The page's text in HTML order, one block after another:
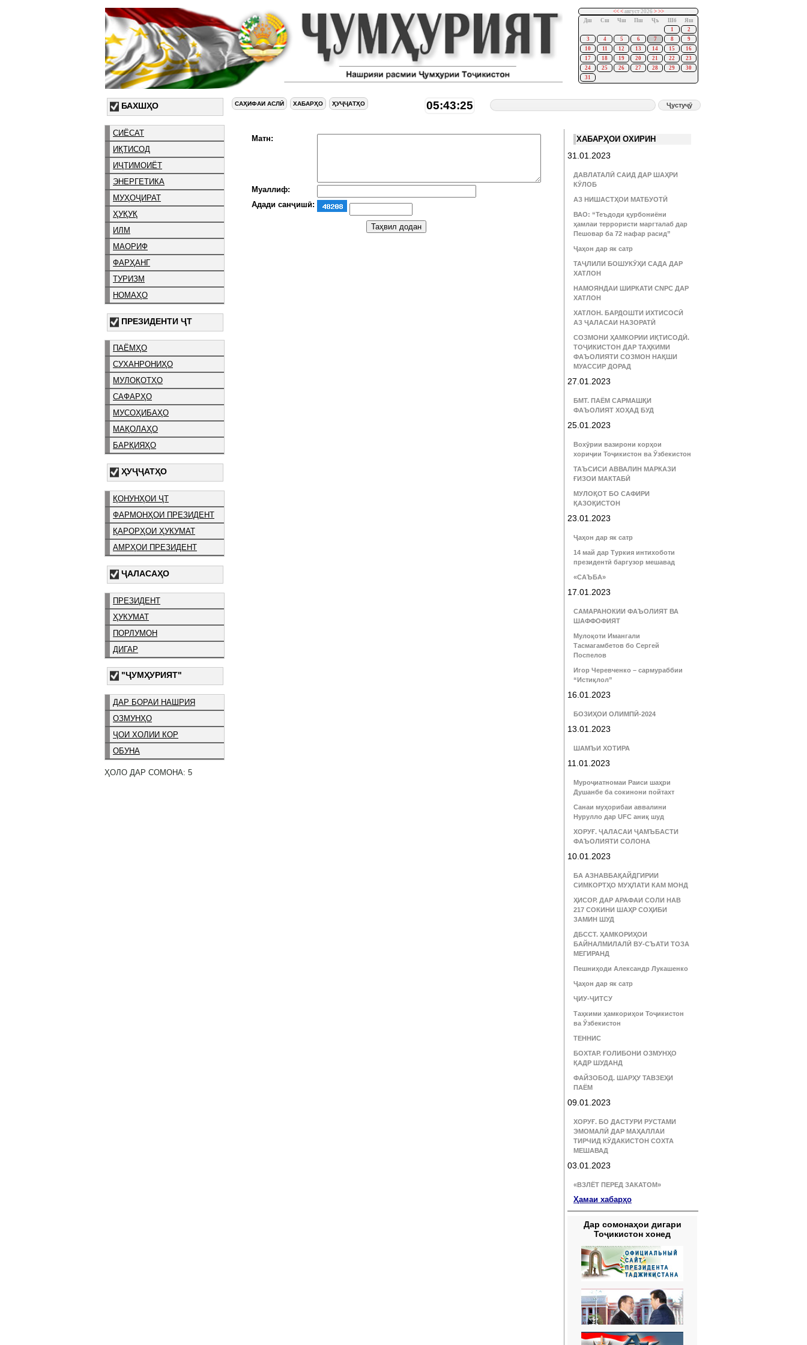
<< <август 2026 > >>
Дш
Сш Чш Пш Ҷъ Шб
Яш
1
2
3
4 5 6 7 8
9
10
11 12 13 14 15
16
17
18 19 20 21 22
23
24
25 26 27 28 29
30
31
БАХШҲО
СИЁСАТ
ИҚТИСОД
ИҶТИМОИЁТ
ЭНЕРГЕТИКА
МУҲОҶИРАТ
ҲУҚУҚ
ИЛМ
МАОРИФ
ФАРҲАНГ
ТУРИЗМ
НОМАҲО
ПРЕЗИДЕНТИ ҶТ
ПАЁМҲО
СУХАНРОНИҲО
МУЛОҚОТҲО
САФАРҲО
МУСОҲИБАҲО
МАҚОЛАҲО
БАРҚИЯҲО
ҲУҶҶАТҲО
ҚОНУНҲОИ ҶТ
ФАРМОНҲОИ ПРЕЗИДЕНТ
ҚАРОРҲОИ ҲУКУМАТ
АМРҲОИ ПРЕЗИДЕНТ
ҶАЛАСАҲО
ПРЕЗИДЕНТ
ҲУКУМАТ
ПОРЛУМОН
ДИГАР
"ҶУМҲУРИЯТ"
ДАР БОРАИ НАШРИЯ
ОЗМУНҲО
ҶОИ ХОЛИИ КОР
ОБУНА
ҲОЛО ДАР СОМОНА: 5
САҲИФАИ АСЛӢ ХАБАРҲО ҲУҶҶАТҲО 05:43:26
Матн:
Муаллиф:
Адади санҷишӣ:
ХАБАРҲОИ ОХИРИН
31.01.2023
ДАВЛАТАЛӢ САИД ДАР ШАҲРИ
КӮЛОБ
АЗ НИШАСТҲОИ МАТБУОТӢ
ВАО: “Теъдоди қурбониёни
ҳамлаи террористи маргталаб дар
Пешовар ба 72 нафар расид”
Ҷаҳон дар як сатр
ТАҶЛИЛИ БОШУКӮҲИ САДА ДАР
ХАТЛОН
НАМОЯНДАИ ШИРКАТИ CNPC ДАР
ХАТЛОН
ХАТЛОН. БАРДОШТИ ИХТИСОСӢ
АЗ ҶАЛАСАИ НАЗОРАТӢ
СОЗМОНИ ҲАМКОРИИ ИҚТИСОДӢ.
ТОҶИКИСТОН ДАР ТАҲКИМИ
ФАЪОЛИЯТИ СОЗМОН НАҚШИ
МУАССИР ДОРАД
27.01.2023
БМТ. ПАЁМ САРМАШҚИ
ФАЪОЛИЯТ ХОҲАД БУД
25.01.2023
Вохӯрии вазирони корҳои
хориҷии Тоҷикистон ва Ӯзбекистон
ТАЪСИСИ АВВАЛИН МАРКАЗИ
ҒИЗОИ МАКТАБӢ
МУЛОҚОТ БО САФИРИ
ҚАЗОҚИСТОН
23.01.2023
Ҷаҳон дар як сатр
14 май дар Туркия интихоботи
президентӣ баргузор мешавад
«САЪБА»
17.01.2023
САМАРАНОКИИ ФАЪОЛИЯТ ВА
ШАФФОФИЯТ
Мулоқоти Имангали
Тасмагамбетов бо Сергей
Поспелов
Игор Черевченко – сармураббии
“Истиқлол”
16.01.2023
БОЗИҲОИ ОЛИМПӢ-2024
13.01.2023
ШАМЪИ ХОТИРА
11.01.2023
Муроҷиатномаи Раиси шаҳри
Душанбе ба сокинони пойтахт
Санаи муҳорибаи аввалини
Нурулло дар UFC аниқ шуд
ХОРУҒ. ҶАЛАСАИ ҶАМЪБАСТИ
ФАЪОЛИЯТИ СОЛОНА
10.01.2023
БА АЗНАВБАҚАЙДГИРИИ
СИМКОРТҲО МУҲЛАТИ КАМ МОНД
ҲИСОР. ДАР АРАФАИ СОЛИ НАВ
217 СОКИНИ ШАҲР СОҲИБИ
ЗАМИН ШУД
ДБССТ. ҲАМКОРИҲОИ
БАЙНАЛМИЛАЛӢ ВУ-СЪАТИ ТОЗА
МЕГИРАНД
Пешниҳоди Александр Лукашенко
Ҷаҳон дар як сатр
ҶИУ-ҶИТСУ
Таҳкими ҳамкориҳои Тоҷикистон
ва Ӯзбекистон
ТЕННИС
БОХТАР. ҒОЛИБОНИ ОЗМУНҲО
ҚАДР ШУДАНД
ФАЙЗОБОД. ШАРҲУ ТАВЗЕҲИ
ПАЁМ
09.01.2023
ХОРУҒ. БО ДАСТУРИ РУСТАМИ
ЭМОМАЛӢ ДАР МАҲАЛЛАИ
ТИРЧИД КӮДАКИСТОН СОХТА
МЕШАВАД
03.01.2023
«ВЗЛЁТ ПЕРЕД ЗАКАТОМ»
Ҳамаи хабарҳо
Дар сомонаҳои дигари
Тоҷикистон хонед